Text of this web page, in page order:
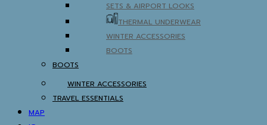
SETS & AIRPORT LOOKS
THERMAL UNDERWEAR
WINTER ACCESSORIES
BOOTS
BOOTS
WINTER ACCESSORIES
TRAVEL ESSENTIALS
MAP